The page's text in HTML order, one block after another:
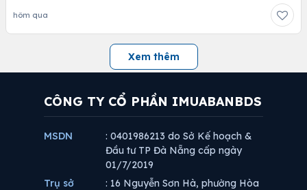
hôm qua
Xem thêm
CÔNG TY CỔ PHẦN IMUABANBDS
MSDN
: 0401986213 do Sở Kế hoạch &
Đầu tư TP Đà Nẵng cấp ngày
01/7/2019
Trụ sở
: 16 Nguyễn Sơn Hà, phường Hòa